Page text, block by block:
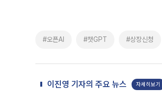
#오픈AI #챗GPT #상장신청
이진영 기자의 주요 뉴스 자세히보기